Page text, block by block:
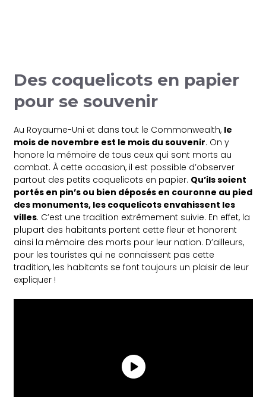
Des coquelicots en papier
pour se souvenir
Au Royaume-Uni et dans tout le Commonwealth, le
mois de novembre est le mois du souvenir. On y
honore la mémoire de tous ceux qui sont morts au
combat. À cette occasion, il est possible d’observer
partout des petits coquelicots en papier. Qu’ils soient
portés en pin’s ou bien déposés en couronne au pied
des monuments, les coquelicots envahissent les
villes. C’est une tradition extrêmement suivie. En effet, la
plupart des habitants portent cette fleur et honorent
ainsi la mémoire des morts pour leur nation. D’ailleurs,
pour les touristes qui ne connaissent pas cette
tradition, les habitants se font toujours un plaisir de leur
expliquer !